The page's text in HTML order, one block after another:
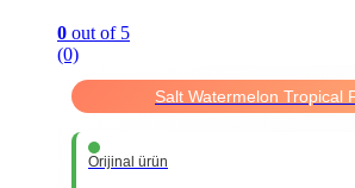
0 out of 5
(0)
Salt Watermelon Tropical
Orijinal ürün